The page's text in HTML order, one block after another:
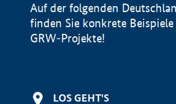
Auf der folgenden
finden Sie konkrete
GRW-Projekte!
LOS GEHT'S